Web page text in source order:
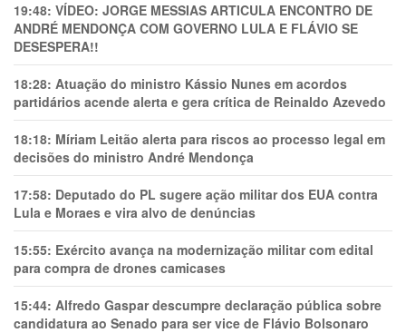
19:48: VÍDEO: JORGE MESSIAS ARTICULA ENCONTRO DE
ANDRÉ MENDONÇA COM GOVERNO LULA E FLÁVIO SE
DESESPERA!!
18:28: Atuação do ministro Kássio Nunes em acordos
partidários acende alerta e gera crítica de Reinaldo Azevedo
18:18: Míriam Leitão alerta para riscos ao processo legal em
decisões do ministro André Mendonça
17:58: Deputado do PL sugere ação militar dos EUA contra
Lula e Moraes e vira alvo de denúncias
15:55: Exército avança na modernização militar com edital
para compra de drones camicases
15:44: Alfredo Gaspar descumpre declaração pública sobre
candidatura ao Senado para ser vice de Flávio Bolsonaro